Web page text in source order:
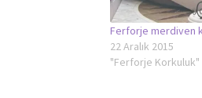
Ferforje merdiven
22 Aralık 2015
"Ferforje Korkuluk"